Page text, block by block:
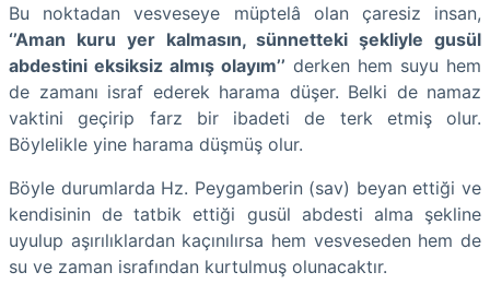
Bu noktadan vesveseye müptelâ olan çaresiz insan,
‘’Aman kuru yer kalmasın, sünnetteki şekliyle gusül
abdestini eksiksiz almış olayım’’ derken hem suyu hem
de zamanı israf ederek harama düşer. Belki de namaz
vaktini geçirip farz bir ibadeti de terk etmiş olur.
Böylelikle yine harama düşmüş olur.
Böyle durumlarda Hz. Peygamberin (sav) beyan ettiği ve
kendisinin de tatbik ettiği gusül abdesti alma şekline
uyulup aşırılıklardan kaçınılırsa hem vesveseden hem de
su ve zaman israfından kurtulmuş olunacaktır.